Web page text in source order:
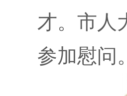
才。市人
参加慰问。